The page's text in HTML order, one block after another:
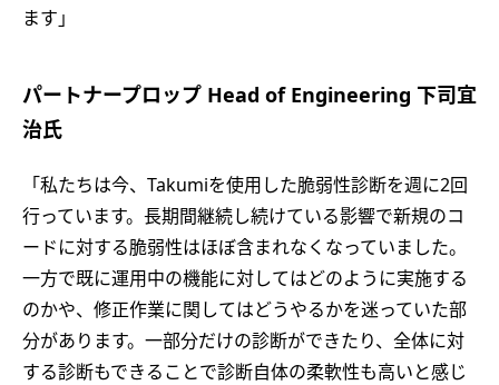
ます」
パートナープロップ Head of Engineering 下司宜
治氏
「私たちは今、Takumiを使用した脆弱性診断を週に2回
行っています。長期間継続し続けている影響で新規のコ
ードに対する脆弱性はほぼ含まれなくなっていました。
一方で既に運用中の機能に対してはどのように実施する
のかや、修正作業に関してはどうやるかを迷っていた部
分があります。一部分だけの診断ができたり、全体に対
する診断もできることで診断自体の柔軟性も高いと感じ